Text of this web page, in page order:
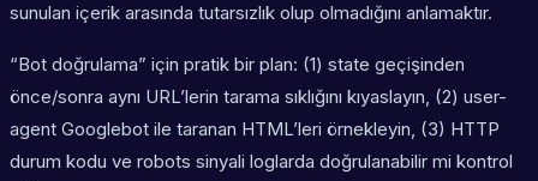
sunulan içerik arasında tutarsızlık olup olmadığını anlamaktır.
“Bot doğrulama” için pratik bir plan: (1) state geçişinden
önce/sonra aynı URL’lerin tarama sıklığını kıyaslayın, (2) user-
agent Googlebot ile taranan HTML’leri örnekleyin, (3) HTTP
durum kodu ve robots sinyali loglarda doğrulanabilir mi kontrol